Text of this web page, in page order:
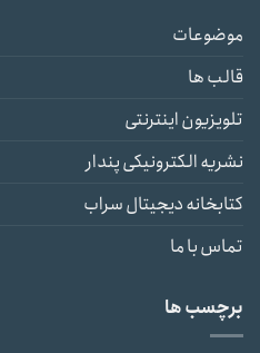
موضوعات
قالب ها
تلویزیون اینترنتی
نشریه الکترونیکی پندار
کتابخانه دیجیتال سراب
تماس با ما
برچسب ها